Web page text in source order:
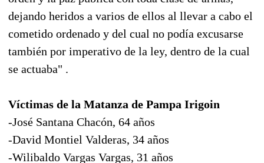
dejando heridos a varios de ellos al llevar a cabo el
cometido ordenado y del cual no podía excusarse
también por imperativo de la ley, dentro de la cual
se actuaba" .
Víctimas de la Matanza de Pampa Irigoin
-José Santana Chacón, 64 años
-David Montiel Valderas, 34 años
-Wilibaldo Vargas Vargas, 31 años